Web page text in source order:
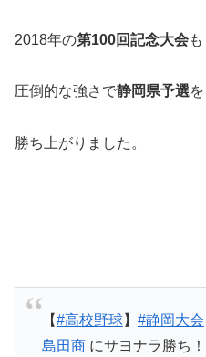
2018年の第100回記念大会も
圧倒的な強さで静岡県予選を
勝ち上がりました。
【#高校野球】 #静岡大会
島田商にサヨナラ勝ち